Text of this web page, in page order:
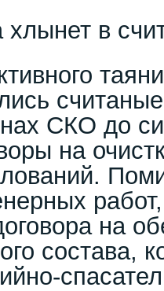
хлынет в
СКО до
на
на
состава,